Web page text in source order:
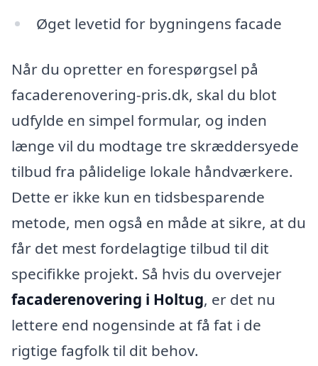
Øget levetid for bygningens facade
Når du opretter en forespørgsel på
facaderenovering-pris.dk, skal du blot
udfylde en simpel formular, og inden
længe vil du modtage tre skræddersyede
tilbud fra pålidelige lokale håndværkere.
Dette er ikke kun en tidsbesparende
metode, men også en måde at sikre, at du
får det mest fordelagtige tilbud til dit
specifikke projekt. Så hvis du overvejer
facaderenovering i Holtug, er det nu
lettere end nogensinde at få fat i de
rigtige fagfolk til dit behov.